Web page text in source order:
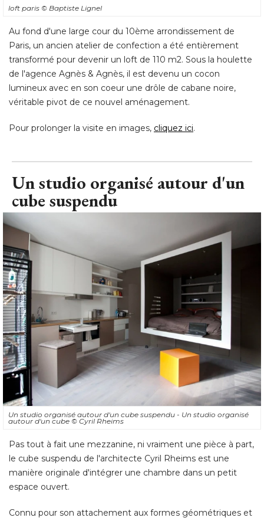
loft paris © Baptiste Lignel
Au fond d'une large cour du 10ème arrondissement de
Paris, un ancien atelier de confection a été entièrement
transformé pour devenir un loft de 110 m2. Sous la houlette
de l'agence Agnès & Agnès, il est devenu un cocon
lumineux avec en son coeur une drôle de cabane noire,
véritable pivot de ce nouvel aménagement.
Pour prolonger la visite en images, cliquez ici.
Un studio organisé autour d'un
cube suspendu
Un studio organisé autour d'un cube suspendu - Un studio organisé
autour d'un cube © Cyril Rheims
Pas tout à fait une mezzanine, ni vraiment une pièce à part,
le cube suspendu de l'architecte Cyril Rheims est une
manière originale d'intégrer une chambre dans un petit
espace ouvert.
Connu pour son attachement aux formes géométriques et